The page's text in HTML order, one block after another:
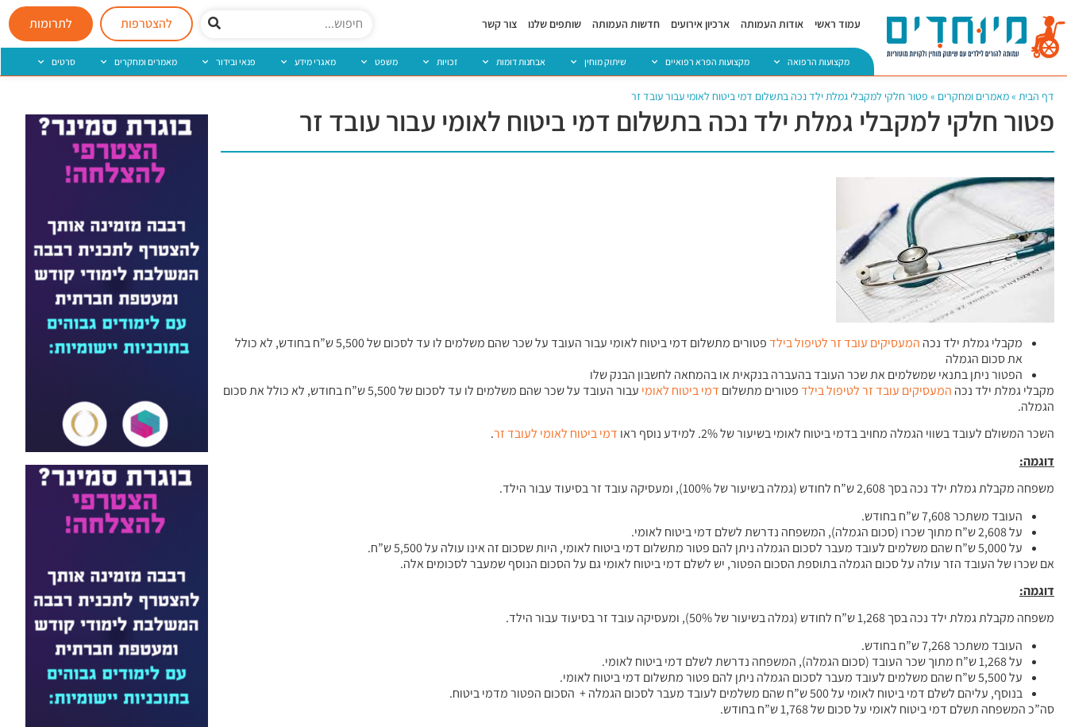
עמוד ראשי אודות העמותה ארכיון אירועים חדשות העמותה שותפים שלנו צור קשר להצטרפות לתרומות
מקצועות הרפואה מקצועות הפרא רפואיים שיתוק מוחין אבחנות דומות זכויות משפט מאגרי מידע פנאי ובידור מאמרים ומחקרים סרטים
דף הבית »מאמרים ומחקרים » פטור חלקי למקבלי גמלת ילד נכה בתשלום דמי ביטוח לאומי עבור עובד זר
פטור חלקי למקבלי גמלת ילד נכה בתשלום דמי ביטוח לאומי עבור עובד זר
מקבלי גמלת ילד נכה המעסיקים עובד זר לטיפול בילד
פטורים מתשלום דמי ביטוח לאומי עבור העובד על שכר שהם משלמים לו עד לסכום של 5,500 ש”ח בחודש, לא כולל
את סכום הגמלה
הפטור ניתן בתנאי שמשלמים את שכר העובד בהעברה בנקאית או בהמחאה לחשבון הבנק שלו
מקבלי גמלת ילד נכה המעסיקים עובד זר לטיפול בילדפטורים מתשלום דמי ביטוח לאומי
עבור העובד על שכר שהם משלמים לו עד לסכום של 5,500 ש”ח בחודש, לא כולל את סכום
הגמלה.
השכר המשולם לעובד בשווי הגמלה מחויב בדמי ביטוח לאומי בשיעור של 2%. למידע נוסף ראו
דמי ביטוח לאומי לעובד זר.
דוגמה:
משפחה מקבלת גמלת ילד נכה בסך 2,608 ש”ח לחודש (גמלה בשיעור של 100%), ומעסיקה עובד זר בסיעוד עבור הילד.
העובד משתכר 7,608 ש”ח בחודש.
על 2,608 ש”ח מתוך שכרו (סכום הגמלה), המשפחה נדרשת לשלם דמי ביטוח לאומי.
על 5,000 ש”ח שהם משלמים לעובד מעבר לסכום הגמלה ניתן להם פטור מתשלום דמי ביטוח לאומי, היות שסכום זה אינו עולה על 5,500 ש”ח.
אם שכרו של העובד הזר עולה על סכום הגמלה בתוספת הסכום הפטור, יש לשלם דמי ביטוח לאומי גם על הסכום הנוסף שמעבר לסכומים אלה.
דוגמה:
משפחה מקבלת גמלת ילד נכה בסך 1,268 ש”ח לחודש (גמלה בשיעור של 50%), ומעסיקה עובד זר בסיעוד עבור הילד.
העובד משתכר 7,268 ש”ח בחודש.
על 1,268 ש”ח מתוך שכר העובד (סכום הגמלה), המשפחה נדרשת לשלם דמי ביטוח לאומי.
על 5,500 ש”ח שהם משלמים לעובד מעבר לסכום הגמלה ניתן להם פטור מתשלום דמי ביטוח לאומי.
בנוסף, עליהם לשלם דמי ביטוח לאומי על 500 ש”ח שהם משלמים לעובד מעבר לסכום הגמלה + ‏ הסכום הפטור מדמי ביטוח.
סה”כ המשפחה תשלם דמי ביטוח לאומי על סכום של 1,768 ש”ח בחודש.